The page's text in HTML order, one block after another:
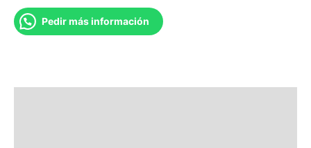
Valorado con
5.00de 5 en
base a
5
Pedir más información